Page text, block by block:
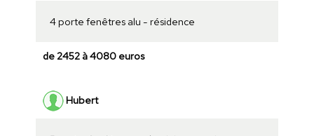
4 porte fenêtres alu - résidence
de 2452 à 4080 euros
Hubert